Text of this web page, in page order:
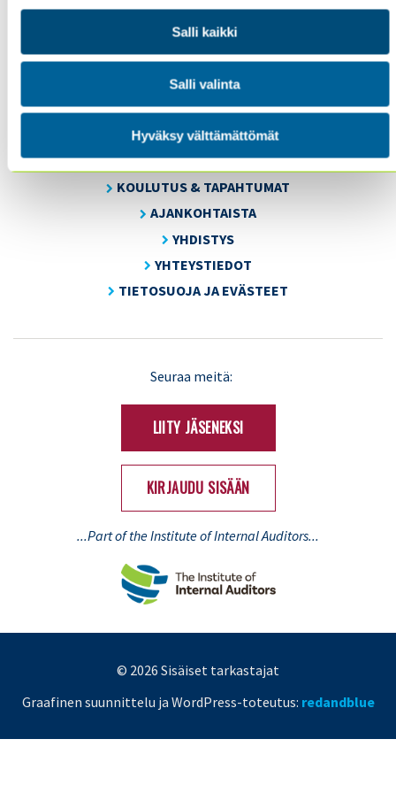
Salli kaikki
Salli valinta
Hyväksy välttämättömät
Sisäiset tarkastajat ry / Oy Inreviso Ab
Energiakuja 3
FI 00180 Helsinki
Tel. +358 (0)50 505 6669
SISÄINEN TARKASTUS
KOULUTUS & TAPAHTUMAT
AJANKOHTAISTA
YHDISTYS
YHTEYSTIEDOT
TIETOSUOJA JA EVÄSTEET
Seuraa meitä:
LIITY JÄSENEKSI
KIRJAUDU SISÄÄN
...Part of the Institute of Internal Auditors...
© 2026 Sisäiset tarkastajat
Graafinen suunnittelu ja WordPress-toteutus: redandblue